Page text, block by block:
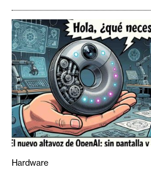
Hardware